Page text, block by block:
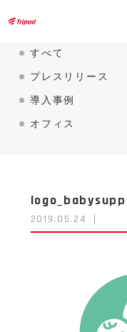
すべて
プレスリリース
導入事例
オフィス
2019.05.24